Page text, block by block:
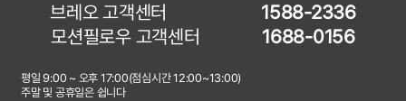
브레오 고객센터
1588-2336
모션필로우 고객센터
1688-0156
평일 9:00 ~ 오후 17:00(점심시간 12:00~13:00)
주말 및 공휴일은 쉽니다